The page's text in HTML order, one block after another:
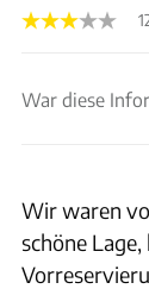
War diese
Wir waren
schöne